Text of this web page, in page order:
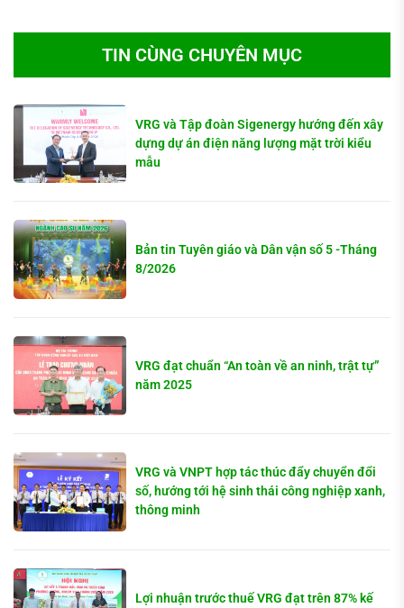
TIN CÙNG CHUYÊN MỤC
VRG và Tập đoàn Sigenergy hướng đến xây
dựng dự án điện năng lượng mặt trời kiểu
mẫu
Bản tin Tuyên giáo và Dân vận số 5 -Tháng
8/2026
VRG đạt chuẩn “An toàn về an ninh, trật tự”
năm 2025
VRG và VNPT hợp tác thúc đẩy chuyển đổi
số, hướng tới hệ sinh thái công nghiệp xanh,
thông minh
Lợi nhuận trước thuế VRG đạt trên 87% kế